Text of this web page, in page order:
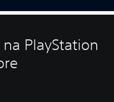
na PlayStation